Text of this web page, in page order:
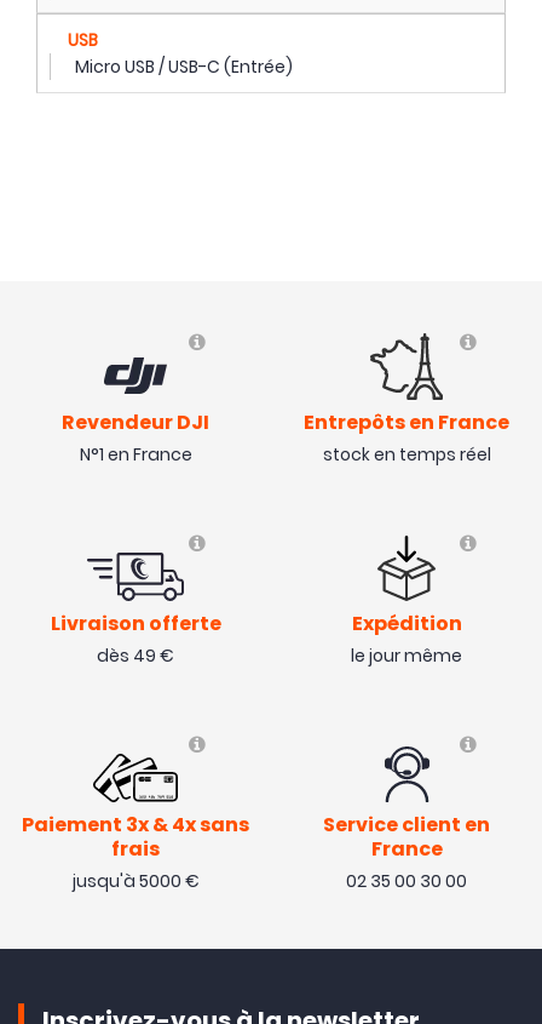
USB
Micro USB / USB-C (Entrée)
Revendeur DJI
N°1 en France
Entrepôts en France
stock en temps réel
Livraison offerte
dès 49 €
Expédition
le jour même
Paiement 3x & 4x sans
frais
jusqu'à 5000 €
Service client en
France
02 35 00 30 00